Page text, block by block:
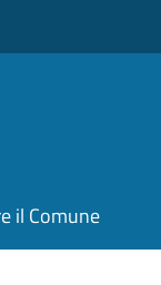
il Comune